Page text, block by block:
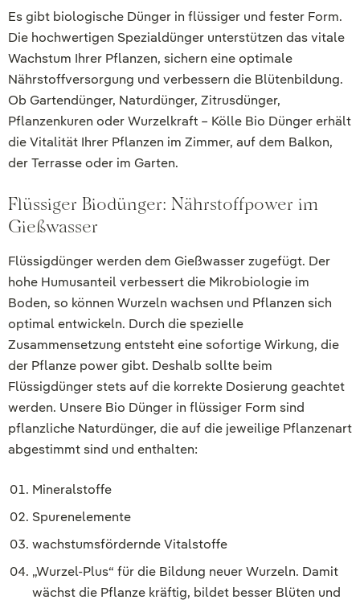
Es gibt biologische Dünger in flüssiger und fester Form.
Die hochwertigen Spezialdünger unterstützen das vitale
Wachstum Ihrer Pflanzen, sichern eine optimale
Nährstoffversorgung und verbessern die Blütenbildung.
Ob Gartendünger, Naturdünger, Zitrusdünger,
Pflanzenkuren oder Wurzelkraft – Kölle Bio Dünger erhält
die Vitalität Ihrer Pflanzen im Zimmer, auf dem Balkon,
der Terrasse oder im Garten.
Flüssiger Biodünger: Nährstoffpower im
Gießwasser
Flüssigdünger werden dem Gießwasser zugefügt. Der
hohe Humusanteil verbessert die Mikrobiologie im
Boden, so können Wurzeln wachsen und Pflanzen sich
optimal entwickeln. Durch die spezielle
Zusammensetzung entsteht eine sofortige Wirkung, die
der Pflanze power gibt. Deshalb sollte beim
Flüssigdünger stets auf die korrekte Dosierung geachtet
werden. Unsere Bio Dünger in flüssiger Form sind
pflanzliche Naturdünger, die auf die jeweilige Pflanzenart
abgestimmt sind und enthalten:
Mineralstoffe
Spurenelemente
wachstumsfördernde Vitalstoffe
„Wurzel-Plus“ für die Bildung neuer Wurzeln. Damit
wächst die Pflanze kräftig, bildet besser Blüten und